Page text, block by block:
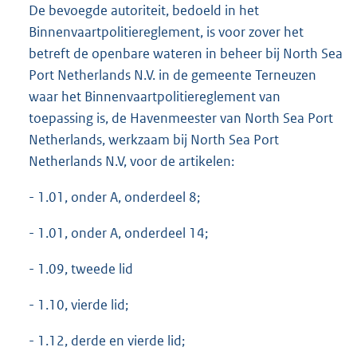
De bevoegde autoriteit, bedoeld in het
Binnenvaartpolitiereglement, is voor zover het
betreft de openbare wateren in beheer bij North Sea
Port Netherlands N.V. in de gemeente Terneuzen
waar het Binnenvaartpolitiereglement van
toepassing is, de Havenmeester van North Sea Port
Netherlands, werkzaam bij North Sea Port
Netherlands N.V, voor de artikelen:
- 1.01, onder A, onderdeel 8;
- 1.01, onder A, onderdeel 14;
- 1.09, tweede lid
- 1.10, vierde lid;
- 1.12, derde en vierde lid;